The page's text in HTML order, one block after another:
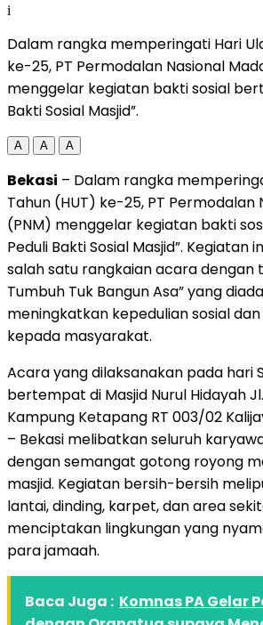
i
Dalam rangka memperingati Hari
ke-25, PT Permodalan Nasional
menggelar kegiatan bakti sosial
Bakti Sosial Masjid”.
A A A
Bekasi – Dalam rangka
Tahun (HUT) ke-25, PT Permodalan
(PNM) menggelar kegiatan bakti
Peduli Bakti Sosial Masjid”. Kegiatan
salah satu rangkaian acara dengan
Tumbuh Tuk Bangun Asa” yang
meningkatkan kepedulian sosial
kepada masyarakat.
Acara yang dilaksanakan pada hari
bertempat di Masjid Nurul Hidayah
Kampung Ketapang RT 003/02
– Bekasi melibatkan seluruh
dengan semangat gotong royong
masjid. Kegiatan bersih-bersih
lantai, dinding, karpet, dan area
menciptakan lingkungan yang
para jamaah.
Baca Juga : Komnas PA Gelar